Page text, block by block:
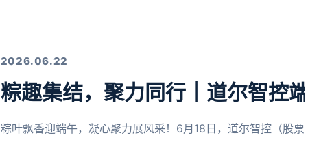
2026.06.22
粽趣集结，聚力同行｜道尔智控端
粽叶飘香迎端午，凝心聚力展风采！6月18日，道尔智控（股票